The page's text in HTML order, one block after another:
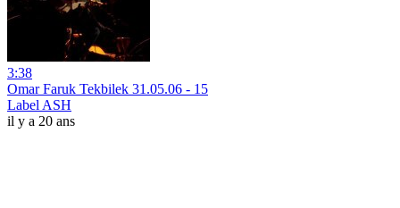
3:38
Omar Faruk Tekbilek 31.05.06 - 15
Label ASH
il y a 20 ans